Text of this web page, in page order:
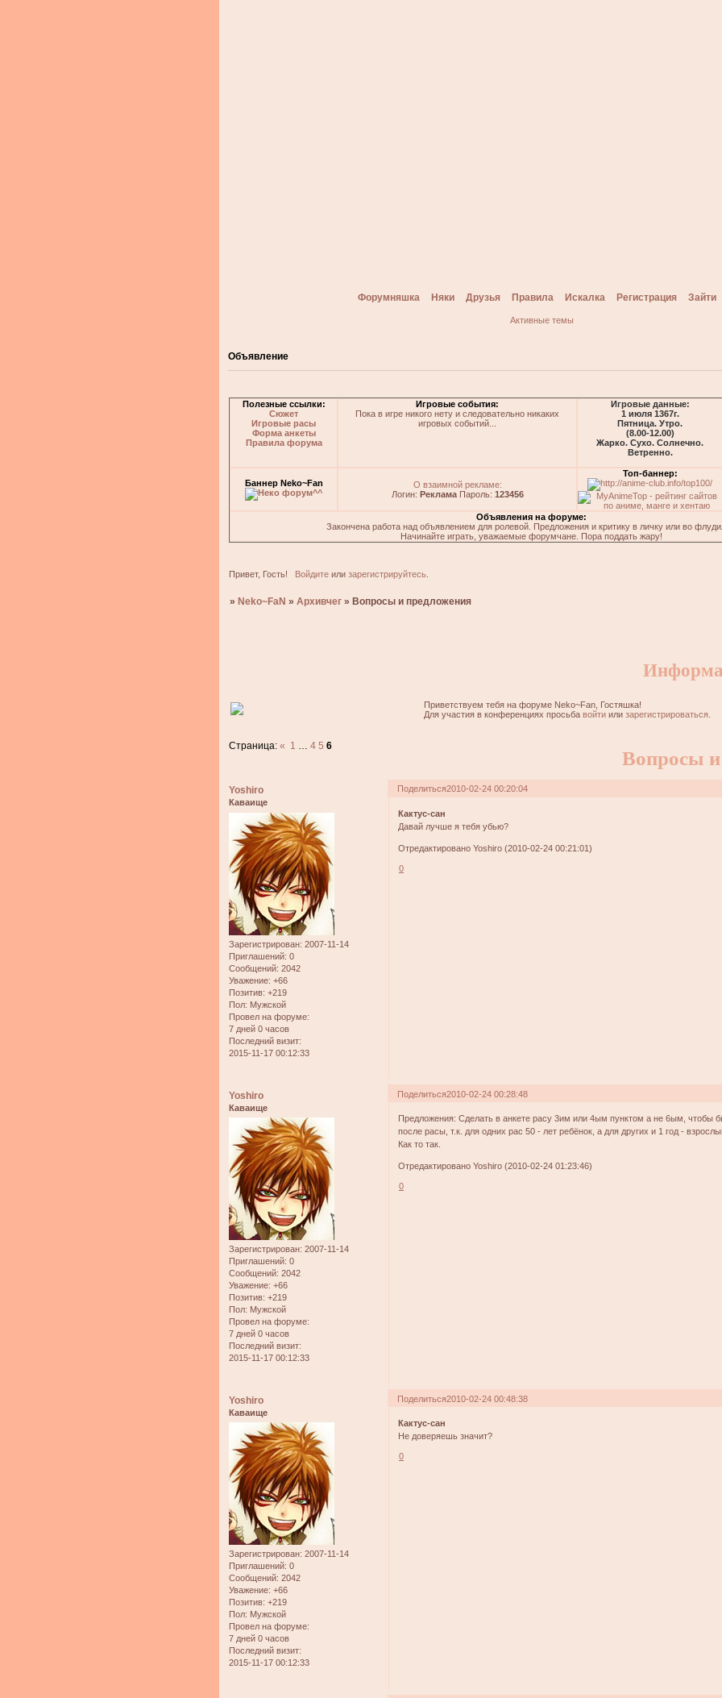
Форумняшка Няки Друзья Правила Искалка Регистрация Зайти
Активные темы
Объявление
Полезные ссылки:
Сюжет
Игровые расы
Форма анкеты
Правила форума
Игровые события:
Пока в игре никого нету и следовательно никаких
игровых событий...
Игровые данные:
1 июля 1367г.
Пятница. Утро.
(8.00-12.00)
Жарко. Сухо. Солнечно.
Ветренно.
Баннер Neko~Fan
О взаимной рекламе:
Логин: РекламаПароль: 123456
Топ-баннер:
Объявления на форуме:
Закончена работа над объявлением для ролевой. Предложения и критику в личку или во
Начинайте играть, уважаемые форумчане. Пора поддать жару!
Привет, Гость! Войдитеили зарегистрируйтесь.
» Neko~FaN »Архивчег » Вопросы и предложения
Приветствуем тебя на форуме Neko~Fan, Гостяшка!
Для участия в конференциях просьба войти или зарегистрироваться
Вопросы
Страница:« 1 … 4 5 6
Поделиться2010-02-24 00:20:04
Yoshiro
Каваище
Зарегистрирован: 2007-11-14
Приглашений: 0
Сообщений: 2042
Уважение: +66
Позитив: +219
Пол: Мужской
Провел на форуме:
7 дней 0 часов
Последний визит:
2015-11-17 00:12:33
Кактус-сан
Давай лучше я тебя убью?
Отредактировано Yoshiro (2010-02-24 00:21:01)
0
Поделиться2010-02-24 00:28:48
Yoshiro
Каваище
Зарегистрирован: 2007-11-14
Приглашений: 0
Сообщений: 2042
Уважение: +66
Позитив: +219
Пол: Мужской
Провел на форуме:
7 дней 0 часов
Последний визит:
2015-11-17 00:12:33
Предложения: Сделать в анкете расу 3им или 4ым пунктом а не 6ым, чтобы
после расы, т.к. для одних рас 50 - лет ребёнок, а для других и 1 год -
Как то так.
Отредактировано Yoshiro (2010-02-24 01:23:46)
0
Поделиться2010-02-24 00:48:38
Yoshiro
Каваище
Зарегистрирован: 2007-11-14
Приглашений: 0
Сообщений: 2042
Уважение: +66
Позитив: +219
Пол: Мужской
Провел на форуме:
7 дней 0 часов
Последний визит:
2015-11-17 00:12:33
Кактус-сан
Не доверяешь значит?
0